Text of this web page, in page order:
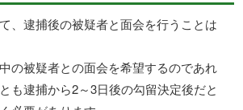
、逮捕後の被疑者と面会を行うことは
の被疑者との面会を希望するのであれ
も逮捕から2～3日後の勾留決定後だと